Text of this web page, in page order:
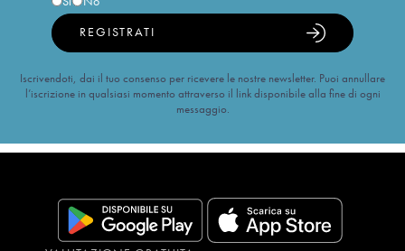
REGISTRATI
Iscrivendoti, dai il tuo consenso per ricevere le nostre newsletter. Puoi annullare
l’iscrizione in qualsiasi momento attraverso il link disponibile alla fine di ogni
messaggio.